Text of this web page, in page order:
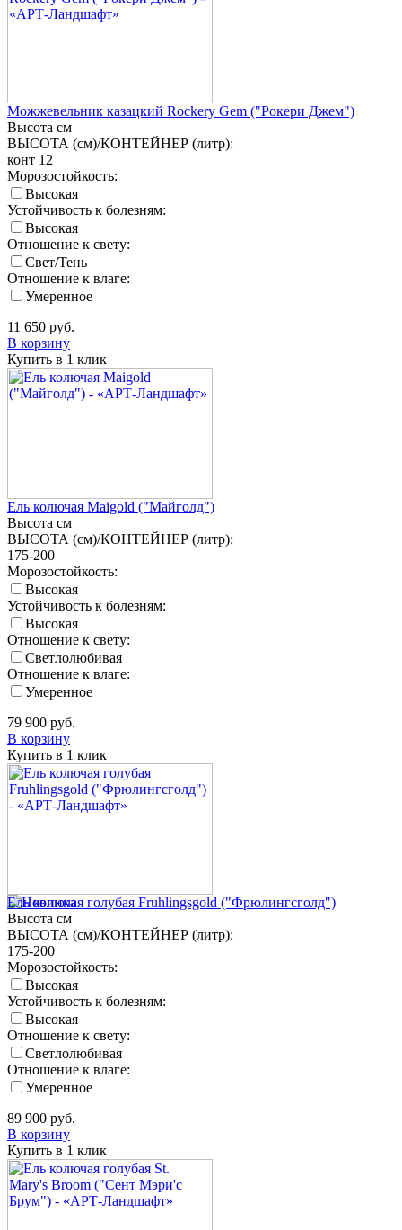
Можжевельник казацкий Rockery Gem ("Рокери Джем")
Высота см
ВЫСОТА (см)/КОНТЕЙНЕР (литр):
конт 12
Морозостойкость:
Высокая
Устойчивость к болезням:
Высокая
Отношение к свету:
Свет/Тень
Отношение к влаге:
Умеренное
11 650 руб.
В корзину
Купить в 1 клик
Ель колючая Maigold ("Майголд")
Высота см
ВЫСОТА (см)/КОНТЕЙНЕР (литр):
175-200
Морозостойкость:
Высокая
Устойчивость к болезням:
Высокая
Отношение к свету:
Светлолюбивая
Отношение к влаге:
Умеренное
79 900 руб.
В корзину
Купить в 1 клик
Ель колючая голубая Fruhlingsgold ("Фрюлингсголд")
Высота см
ВЫСОТА (см)/КОНТЕЙНЕР (литр):
175-200
Морозостойкость:
Высокая
Устойчивость к болезням:
Высокая
Отношение к свету:
Светлолюбивая
Отношение к влаге:
Умеренное
89 900 руб.
В корзину
Купить в 1 клик